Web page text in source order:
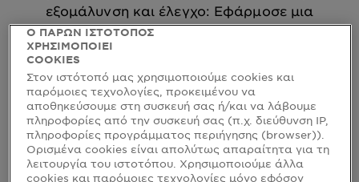
εξομάλυνση και έλεγχο: Εφάρμοσε μια
μάσκα μαλλιών 1-2 φορές την εβδομάδα,
επιλέγοντας μια φόρμουλα που χαρίζει
εξομάλυνση και έλεγχο του φριζαρίσματος.
Προϊόντα styling για πειθαρχία και λάμψη:
Δοκίμασε κρέμες, serum για πειθαρχία, τα
οποία χαρίζουν στα μαλλιά σου ένα λεπτό
φιλμ προστασίας από την υγρασία και
βοηθούν στο styling. Βρες όλα τα προϊόντα
Ο ΠΑΡΩΝ ΙΣΤΟΤΟΠΟΣ
ΧΡΗΣΙΜΟΠΟΙΕΙ
COOKIES
Στον ιστότοπό μας χρησιμοποιούμε cookies και
παρόμοιες τεχνολογίες, προκειμένου να
αποθηκεύσουμε στη συσκευή σας ή/και να λάβουμε
πληροφορίες από την συσκευή σας (π.χ. διεύθυνση IP,
πληροφορίες προγράμματος περιήγησης (browser)).
Ορισμένα cookies είναι απολύτως απαραίτητα για τη
λειτουργία του ιστοτόπου. Χρησιμοποιούμε άλλα
cookies και παρόμοιες τεχνολογίες μόνο εφόσον